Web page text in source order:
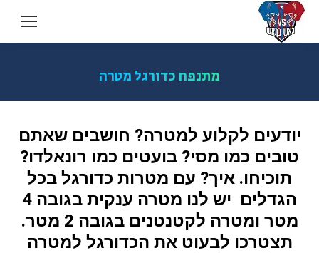
מתנפח כדורגל מטרה
יודעים לקלוע למטרה? חושבים שאתם
טובים כמו מסי? בועטים כמו רונאלדו?
תוכיחו. איך? עם מטרות כדורגל בכל
הגדלים יש לנו מטרה ענקית בגובה 4
מטר ומטרה לקטנטנים בגובה 2 מטר.
תצטרכו לבעוט את הכדורגל למטרה